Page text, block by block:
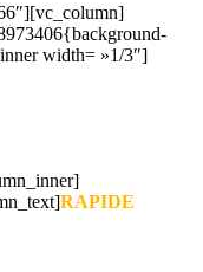
width= »1/3″]
RAPIDE